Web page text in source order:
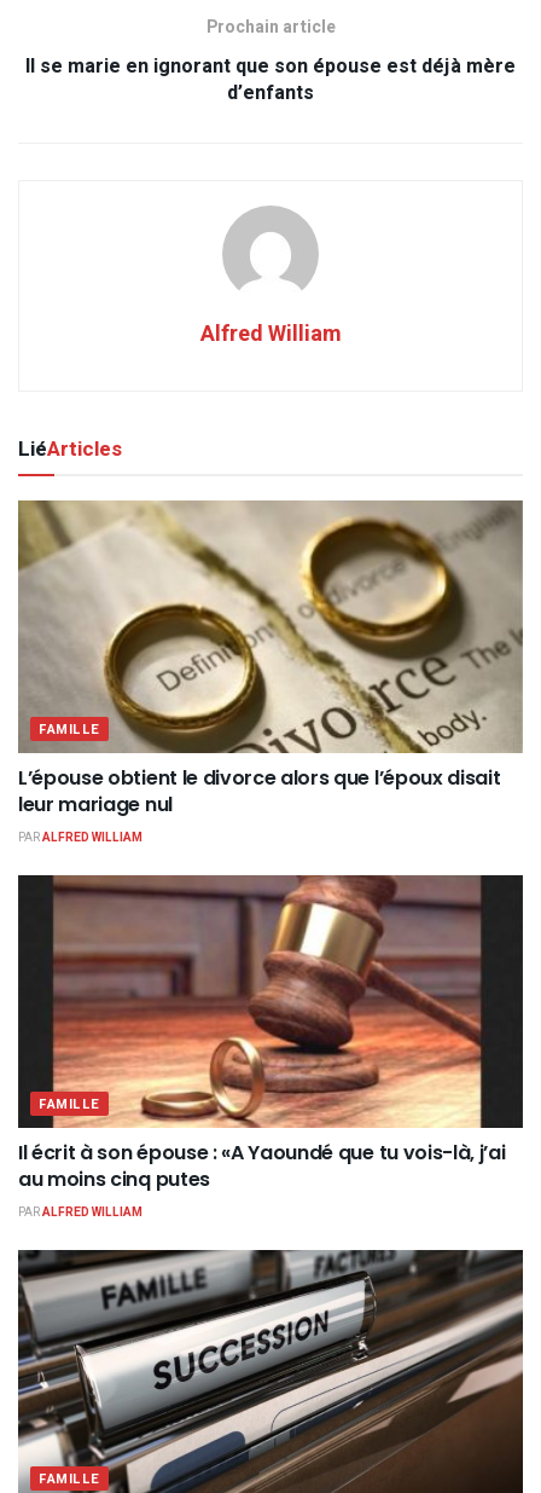
Prochain article
Il se marie en ignorant que son épouse est déjà mère
d’enfants
Alfred William
LiéArticles
FAMILLE
L’épouse obtient le divorce alors que l’époux disait
leur mariage nul
PARALFRED WILLIAM
FAMILLE
Il écrit à son épouse : «A Yaoundé que tu vois-là, j’ai
au moins cinq putes
PARALFRED WILLIAM
FAMILLE